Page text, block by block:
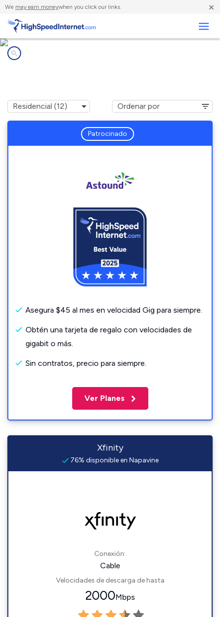
We may earn moneywhen you click our links. ×
Patrocinado
Asegura $45 al mes en velocidad Gig para siempre.
Obtén una tarjeta de regalo con velocidades de
gigabit o más.
Sin contratos, precio para siempre.
Ver Planes
Xfinity
76% disponible en Napavine
Conexión:
Cable
Velocidades de descarga de hasta
2000Mbps